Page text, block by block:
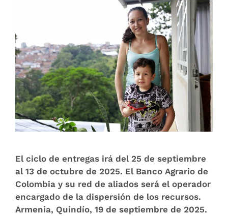
El ciclo de entregas irá del 25 de septiembre
al 13 de octubre de 2025. El Banco Agrario de
Colombia y su red de aliados será el operador
encargado de la dispersión de los recursos.
Armenia, Quindío, 19 de septiembre de 2025.